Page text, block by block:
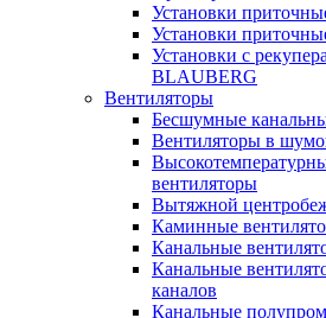
Установки
Установки
Установки с
BLAUBERG
Вентиляторы
Бесшумные
Вентиляторы в
вентиляторы
Вытяжной
Каминные
Канальные
Канальные
каналов
Канальные